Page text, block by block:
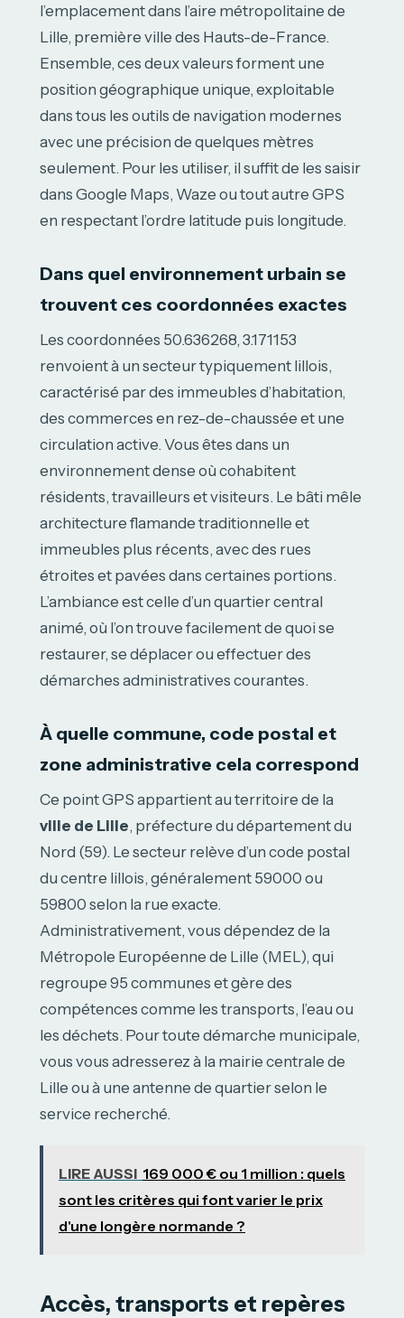
l’emplacement dans l’aire métropolitaine de
Lille, première ville des Hauts-de-France.
Ensemble, ces deux valeurs forment une
position géographique unique, exploitable
dans tous les outils de navigation modernes
avec une précision de quelques mètres
seulement. Pour les utiliser, il suffit de les saisir
dans Google Maps, Waze ou tout autre GPS
en respectant l’ordre latitude puis longitude.
Dans quel environnement urbain se
trouvent ces coordonnées exactes
Les coordonnées 50.636268, 3.171153
renvoient à un secteur typiquement lillois,
caractérisé par des immeubles d’habitation,
des commerces en rez-de-chaussée et une
circulation active. Vous êtes dans un
environnement dense où cohabitent
résidents, travailleurs et visiteurs. Le bâti mêle
architecture flamande traditionnelle et
immeubles plus récents, avec des rues
étroites et pavées dans certaines portions.
L’ambiance est celle d’un quartier central
animé, où l’on trouve facilement de quoi se
restaurer, se déplacer ou effectuer des
démarches administratives courantes.
À quelle commune, code postal et
zone administrative cela correspond
Ce point GPS appartient au territoire de la
ville de Lille, préfecture du département du
Nord (59). Le secteur relève d’un code postal
du centre lillois, généralement 59000 ou
59800 selon la rue exacte.
Administrativement, vous dépendez de la
Métropole Européenne de Lille (MEL), qui
regroupe 95 communes et gère des
compétences comme les transports, l’eau ou
les déchets. Pour toute démarche municipale,
vous vous adresserez à la mairie centrale de
Lille ou à une antenne de quartier selon le
service recherché.
LIRE AUSSI 169 000 € ou 1 million : quels
sont les critères qui font varier le prix
d'une longère normande ?
Accès, transports et repères